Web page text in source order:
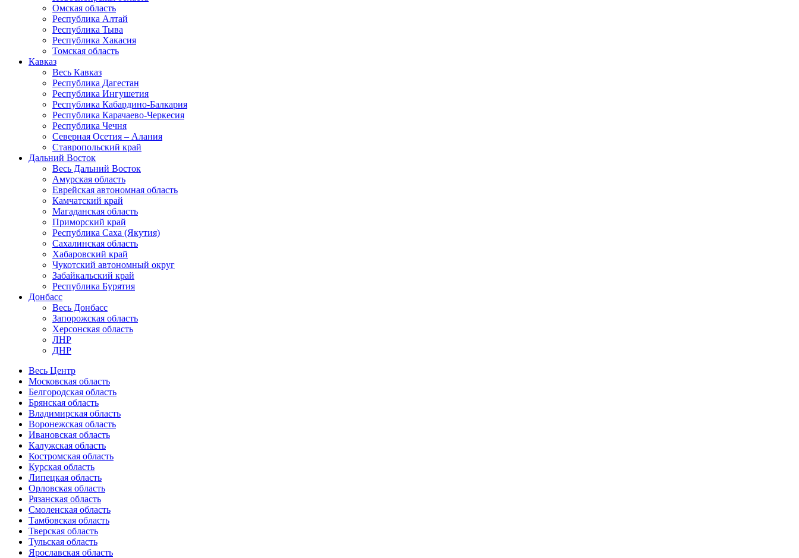
Омская область
Республика Алтай
Республика Тыва
Республика Хакасия
Томская область
Кавказ
Весь Кавказ
Республика Дагестан
Республика Ингушетия
Республика Кабардино-Балкария
Республика Карачаево-Черкесия
Республика Чечня
Северная Осетия – Алания
Ставропольский край
Дальний Восток
Весь Дальний Восток
Амурская область
Еврейская автономная область
Камчатский край
Магаданская область
Приморский край
Республика Саха (Якутия)
Сахалинская область
Хабаровский край
Чукотский автономный округ
Забайкальский край
Республика Бурятия
Донбасс
Весь Донбасс
Запорожская область
Херсонская область
ЛНР
ДНР
Весь Центр
Московская область
Белгородская область
Брянская область
Владимирская область
Воронежская область
Ивановская область
Калужская область
Костромская область
Курская область
Липецкая область
Орловская область
Рязанская область
Смоленская область
Тамбовская область
Тверская область
Тульская область
Ярославская область